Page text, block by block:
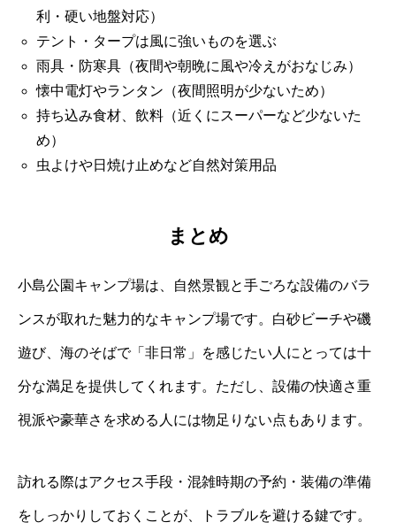
利・硬い地盤対応）
テント・タープは風に強いものを選ぶ
雨具・防寒具（夜間や朝晩に風や冷えがおなじみ）
懐中電灯やランタン（夜間照明が少ないため）
持ち込み食材、飲料（近くにスーパーなど少ないた
め）
虫よけや日焼け止めなど自然対策用品
まとめ
小島公園キャンプ場は、自然景観と手ごろな設備のバラ
ンスが取れた魅力的なキャンプ場です。白砂ビーチや磯
遊び、海のそばで「非日常」を感じたい人にとっては十
分な満足を提供してくれます。ただし、設備の快適さ重
視派や豪華さを求める人には物足りない点もあります。
訪れる際はアクセス手段・混雑時期の予約・装備の準備
をしっかりしておくことが、トラブルを避ける鍵です。